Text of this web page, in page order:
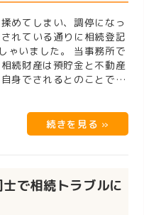
めてしまい、調停になっ
れている通りに相続登記
ゃいました。 当事務所で
続財産は預貯金と不動産
身でされるとのことでし
で相続トラブルに